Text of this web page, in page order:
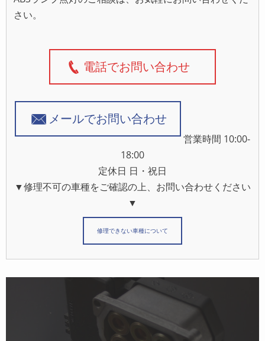
さい。
電話でお問い合わせ
メールでお問い合わせ
営業時間 10:00-
18:00
定休日 日・祝日
▼修理不可の車種をご確認の上、お問い合わせください
▼
修理できない車種について